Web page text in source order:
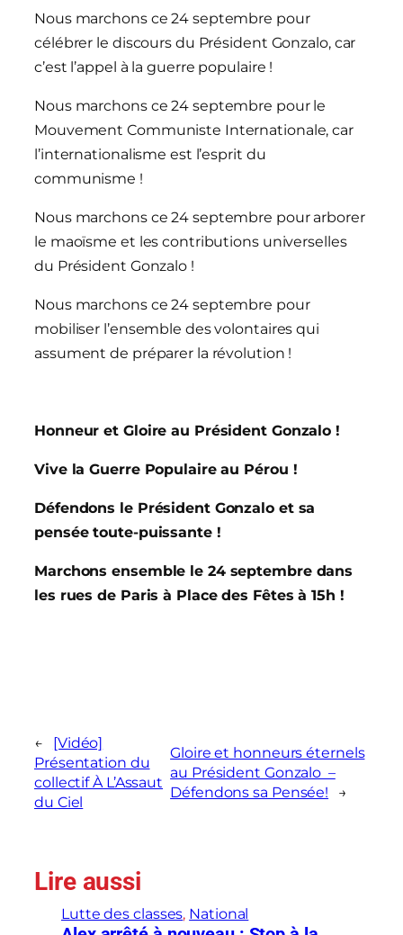
Nous marchons ce 24 septembre pour
célébrer le discours du Président Gonzalo, car
c’est l’appel à la guerre populaire !
Nous marchons ce 24 septembre pour le
Mouvement Communiste Internationale, car
l’internationalisme est l’esprit du
communisme !
Nous marchons ce 24 septembre pour arborer
le maoïsme et les contributions universelles
du Président Gonzalo !
Nous marchons ce 24 septembre pour
mobiliser l’ensemble des volontaires qui
assument de préparer la révolution !
Honneur et Gloire au Président Gonzalo !
Vive la Guerre Populaire au Pérou !
Défendons le Président Gonzalo et sa
pensée toute-puissante !
Marchons ensemble le 24 septembre dans
les rues de Paris à Place des Fêtes à 15h !
←
[Vidéo]
Présentation du
collectif À L’Assaut
du Ciel
Gloire et honneurs éternels
au Président Gonzalo –
Défendons sa Pensée!
→
Lire aussi
Lutte des classes, National